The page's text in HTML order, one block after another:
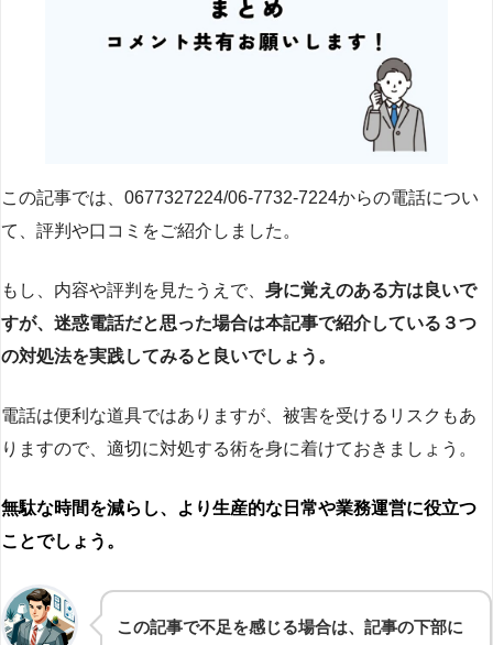
この記事では、0677327224/06-7732-7224からの電話につい
て、評判や口コミをご紹介しました。
もし、内容や評判を見たうえで、 身に覚えのある方は良いで
すが、迷惑電話だと思った場合は本記事で紹介している３つ
の対処法を実践してみると良いでしょう。
電話は便利な道具ではありますが、被害を受けるリスクもあ
りますので、適切に対処する術を身に着けておきましょう。
無駄な時間を減らし、より生産的な日常や業務運営に役立つ
ことでしょう。
この記事で不足を感じる場合は、記事の下部に